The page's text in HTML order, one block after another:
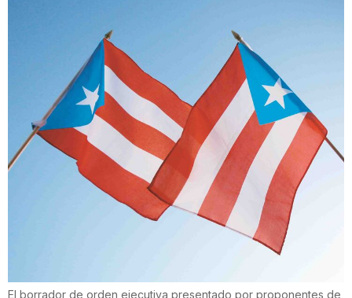
El borrador de orden ejecutiva presentado por proponentes de